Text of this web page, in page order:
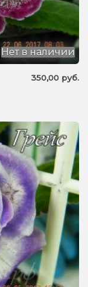
350,00 руб.
Нет в наличии